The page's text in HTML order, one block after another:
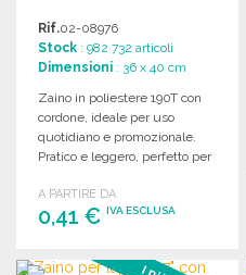
Rif.02-08976
Stock : 982 732 articoli
Dimensioni : 36 x 40 cm
Zaino in poliestere 190T con
cordone, ideale per uso
quotidiano e promozionale.
Pratico e leggero, perfetto per
A PARTIRE DA
0,41 € IVA ESCLUSA
ORDINARE